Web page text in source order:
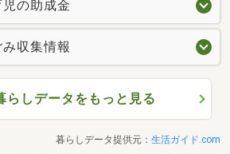
の助成金
収集情報
らしデータをもっと見る
暮らしデータ提供元： 生活ガイド.com